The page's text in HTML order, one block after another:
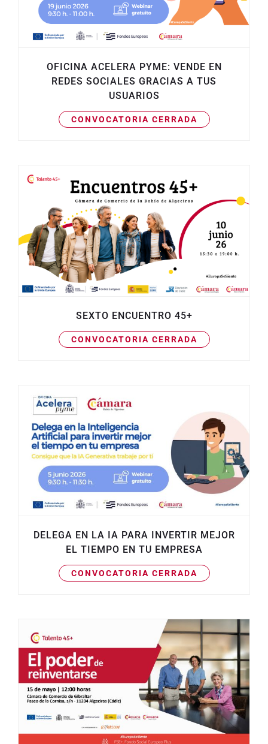
OFICINA ACELERA PYME: VENDE EN
REDES SOCIALES GRACIAS A TUS
USUARIOS
CONVOCATORIA CERRADA
SEXTO ENCUENTRO 45+
CONVOCATORIA CERRADA
DELEGA EN LA IA PARA INVERTIR MEJOR
EL TIEMPO EN TU EMPRESA
CONVOCATORIA CERRADA